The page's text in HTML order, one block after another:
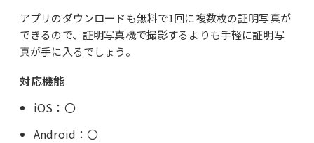
アプリのダウンロードも無料で1回に複数枚の証明写真が
できるので、証明写真機で撮影するよりも手軽に証明写
真が手に入るでしょう。
対応機能
iOS：〇
Android：〇